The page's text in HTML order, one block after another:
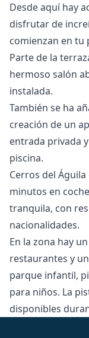
Desde aquí hay
disfrutar de
comienzan en
Parte de la
hermoso salón
instalada.
También se ha
creación de un
entrada privada
piscina.
Cerros del
minutos en
tranquila, con
nacionalidades.
En la zona hay
restaurantes y
‌parque ‌infantil,
para ‌niños. ‌La
‌disponibles